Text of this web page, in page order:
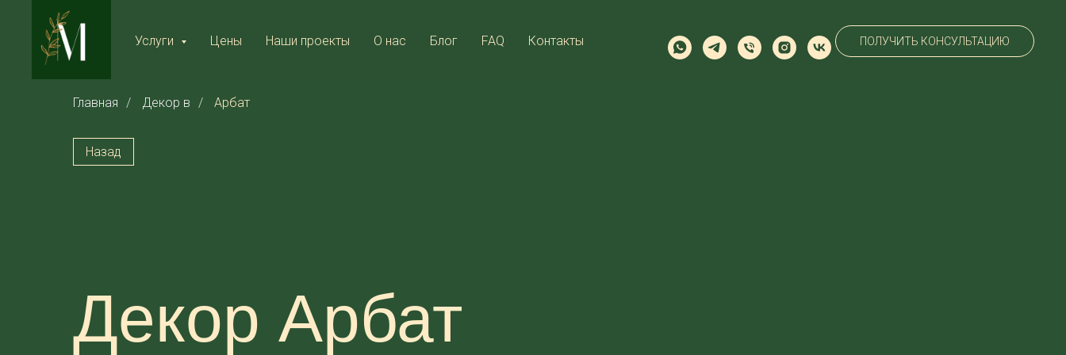
Услуги Цены Наши проекты О нас Блог FAQ Контакты ПОЛУЧИТЬ КОНСУЛЬТАЦИЮ
Главная / Декор в / Арбат
Назад
Декор Арбат